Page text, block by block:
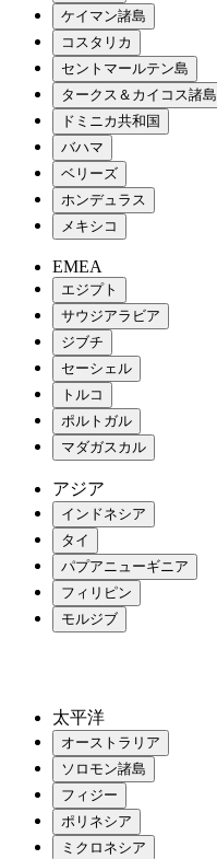
ケイマン諸島
コスタリカ
セントマールテン島
タークス＆カイコス諸島
ドミニカ共和国
バハマ
ベリーズ
ホンデュラス
メキシコ
EMEA
エジプト
サウジアラビア
ジブチ
セーシェル
トルコ
ポルトガル
マダガスカル
アジア
インドネシア
タイ
パプアニューギニア
フィリピン
モルジブ
太平洋
オーストラリア
ソロモン諸島
フィジー
ポリネシア
ミクロネシア